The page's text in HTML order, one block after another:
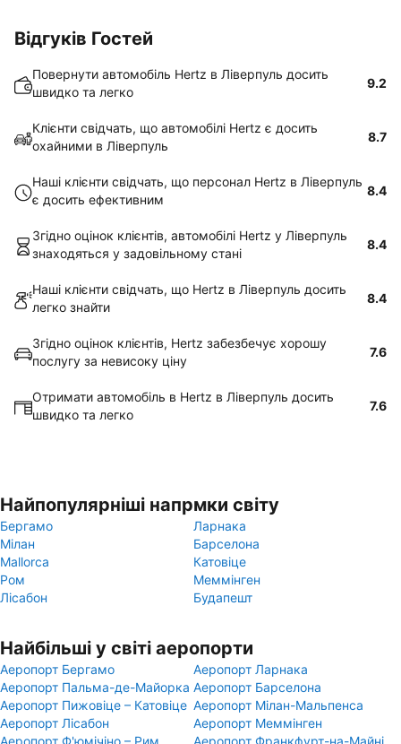
Відгуків Гостей
Повернути автомобіль Hertz в Ліверпуль досить
швидко та легко
9.2
Клієнти свідчать, що автомобілі Hertz є досить
охайними в Ліверпуль
8.7
Наші клієнти свідчать, що персонал Hertz в Ліверпуль
є досить ефективним
8.4
Згідно оцінок клієнтів, автомобілі Hertz у Ліверпуль
знаходяться у задовільному стані
8.4
Наші клієнти свідчать, що Hertz в Ліверпуль досить
легко знайти
8.4
Згідно оцінок клієнтів, Hertz забезбечує хорошу
послугу за невисоку ціну
7.6
Отримати автомобіль в Hertz в Ліверпуль досить
швидко та легко
7.6
Найпопулярніші напрмки світу
Бергамо
Ларнака
Мілан
Барселона
Mallorca
Катовіце
Ром
Меммінген
Лісабон
Будапешт
Найбільші у світі аеропорти
Аеропорт Бергамо
Аеропорт Ларнака
Аеропорт Пальма-де-Майорка Аеропорт Барселона
Аеропорт Пижовіце – Катовіце Аеропорт Мілан-Мальпенса
Аеропорт Лісабон
Аеропорт Меммінген
Аеропорт Ф'юмічіно – Рим
Аеропорт Франкфурт-на-Майні